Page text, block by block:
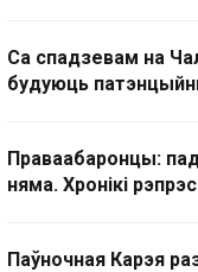
Са спадзевам на
будуюць
Праваабаронцы:
няма. Хронікі
Паўночная Карэя